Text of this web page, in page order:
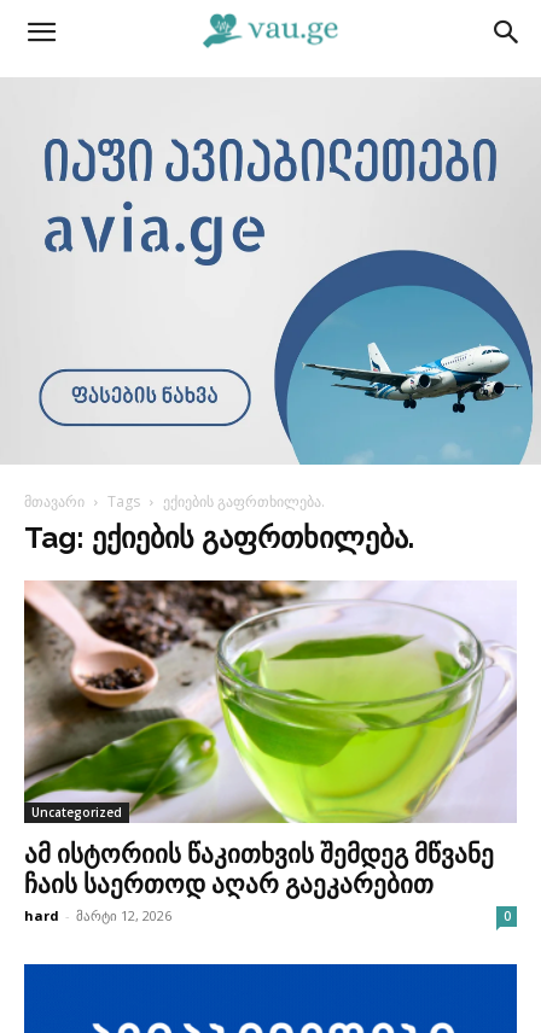
მთავარი Tags ექიების გაფრთხილება.
Tag: ექიების გაფრთხილება.
Uncategorized
ამ ისტორიის წაკითხვის შემდეგ მწვანე
ჩაის საერთოდ აღარ გაეკარებით
hard - მარტი 12, 2026 0